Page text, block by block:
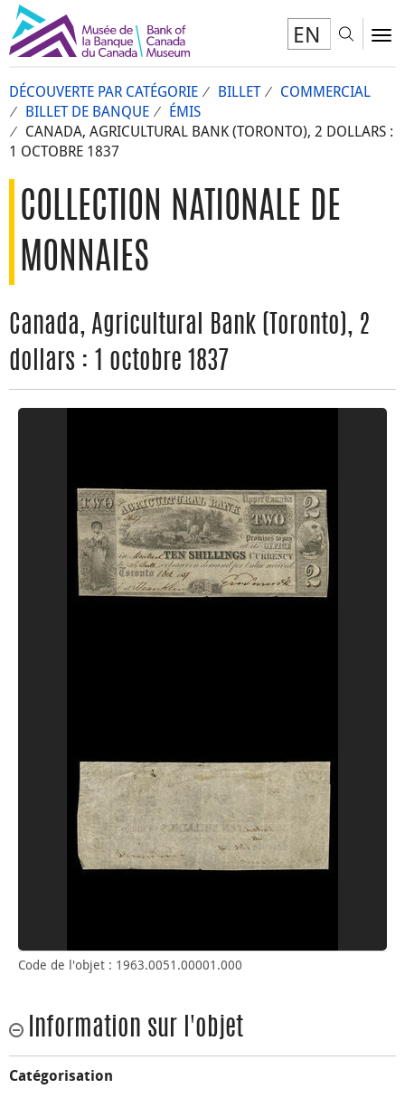
EN
DÉCOUVERTE PAR CATÉGORIE BILLET
COMMERCIAL
BILLET DE BANQUE
ÉMIS
CANADA, AGRICULTURAL BANK (TORONTO), 2 DOLLARS :
1 OCTOBRE 1837
COLLECTION NATIONALE DE
MONNAIES
Canada, Agricultural Bank (Toronto), 2
dollars : 1 octobre 1837
Code de l'objet : 1963.0051.00001.000
Information sur l'objet
Catégorisation